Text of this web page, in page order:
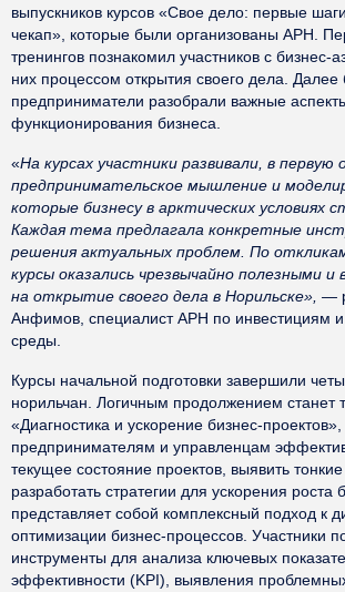
выпускников курсов «Свое дело: первые
чекап», которые были организованы АРН.
тренингов познакомил участников с
них процессом открытия своего дела.
предприниматели разобрали важные
функционирования бизнеса.
«На курсах участники развивали, в первую
предпринимательское мышление и
которые бизнесу в арктических условиях
Каждая тема предлагала конкретные
решения актуальных проблем. По
курсы оказались чрезвычайно полезными
на открытие своего дела в Норильске», —
Анфимов, специалист АРН по инвестициям и
среды.
Курсы начальной подготовки завершили
норильчан. Логичным продолжением станет
«Диагностика и ускорение бизнес-
предпринимателям и управленцам
текущее состояние проектов, выявить
разработать стратегии для ускорения роста
представляет собой комплексный подход к
оптимизации бизнес-процессов. Участники
инструменты для анализа ключевых
эффективности (KPI), выявления